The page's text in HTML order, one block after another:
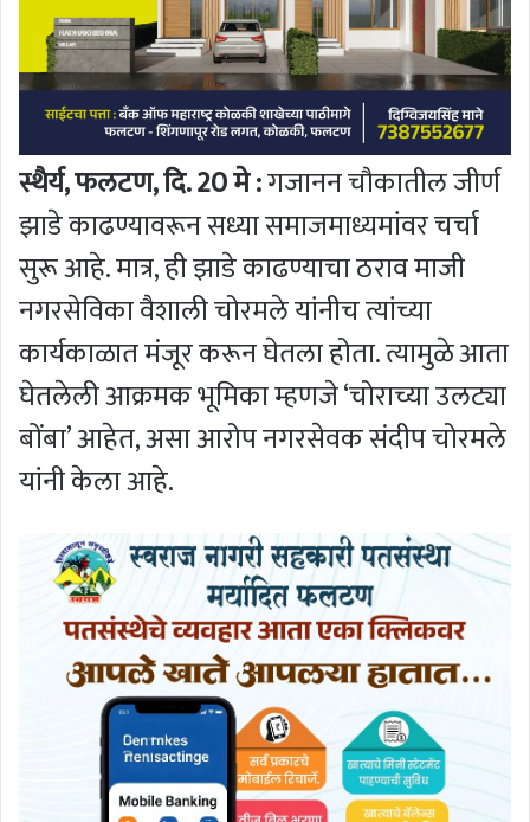
स्थैर्य, फलटण, दि. 20 मे :गजानन चौकातील जीर्ण
झाडे काढण्यावरून सध्या समाजमाध्यमांवर चर्चा
सुरू आहे. मात्र, ही झाडे काढण्याचा ठराव माजी
नगरसेविका वैशाली चोरमले यांनीच त्यांच्या
कार्यकाळात मंजूर करून घेतला होता. त्यामुळे आता
घेतलेली आक्रमक भूमिका म्हणजे ‘चोराच्या उलट्या
बोंबा’ आहेत, असा आरोप नगरसेवक संदीप चोरमले
यांनी केला आहे.